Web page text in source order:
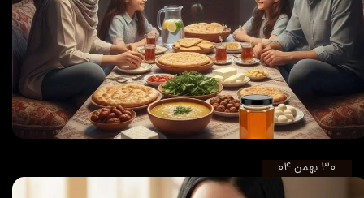
۳۰ بهمن ۰۴